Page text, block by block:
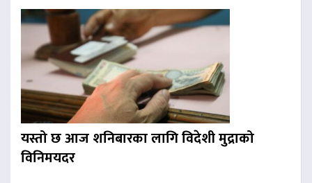
यस्तो छ आज शनिबारका लागि विदेशी मुद्राको
विनिमयदर